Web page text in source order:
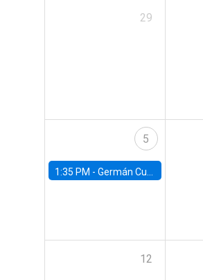
29
5
1:35 PM - Germán Cubas, University of Houston
12